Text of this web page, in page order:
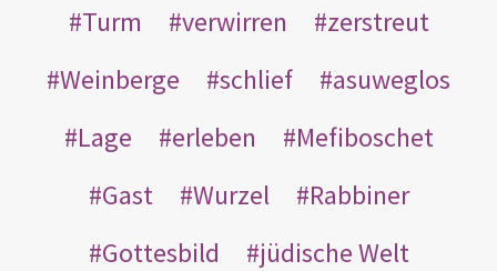
Turm
verwirren
zerstreut
Weinberge
schlief
asuweglos
Lage
erleben
Mefiboschet
Gast
Wurzel
Rabbiner
Gottesbild
jüdische Welt